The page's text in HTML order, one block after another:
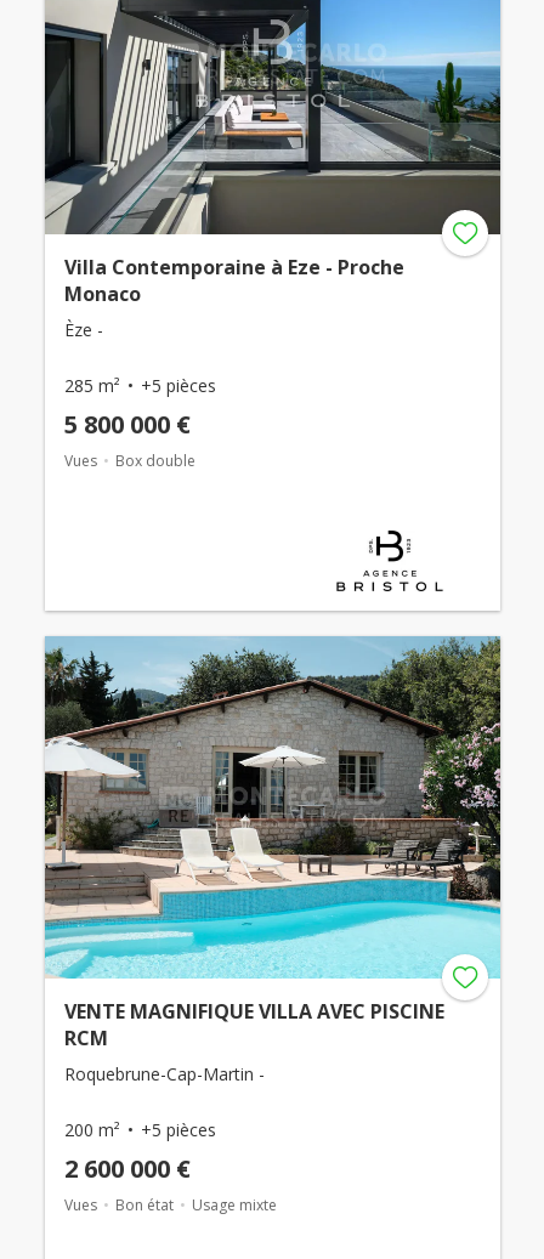
Villa Contemporaine à Eze - Proche
Monaco
Èze -
285 m² +5 pièces
5 800 000 €
Vues Box double
VENTE MAGNIFIQUE VILLA AVEC PISCINE
RCM
Roquebrune-Cap-Martin -
200 m² +5 pièces
2 600 000 €
Vues Bon état Usage mixte